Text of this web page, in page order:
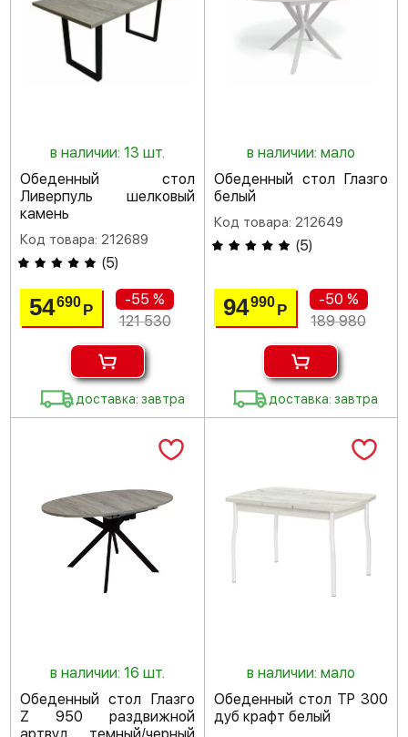
в наличии: 13 шт.
Обеденный стол
Ливерпуль шелковый
камень
Код товара: 212689
(5)
54690Р
-55 %
121 530
доставка: завтра
в наличии: мало
Обеденный стол Глазго
белый
Код товара: 212649
(5)
94990 Р
-50 %
189 980
доставка: завтра
в наличии: 16 шт.
Обеденный стол Глазго
Z 950 раздвижной
в наличии: мало
Обеденный стол TP 300
дуб крафт белый